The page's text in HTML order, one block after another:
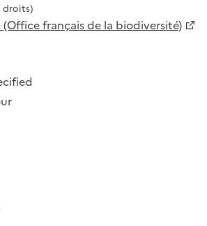
droits)
(Office français de la biodiversité)